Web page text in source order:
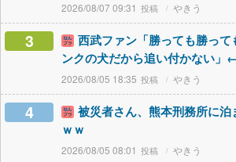
2026/08/07 09:31 やきう
3
西武ファン「勝っても勝っ
ンクの犬だから追い付かない」
2026/08/05 18:35 やきう
4
被災者さん、熊本刑務所に泊
ｗｗ
2026/08/05 08:01 やきう